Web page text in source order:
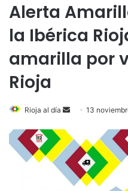
Alerta
la Ibérica
amarilla por
Rioja
Rioja al día
n
d
a
n
13